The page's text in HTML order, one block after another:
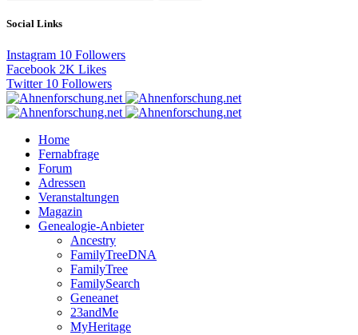
Social Links
Instagram 10 Followers
Facebook 2K Likes
Twitter 10 Followers
Home
Fernabfrage
Forum
Adressen
Veranstaltungen
Magazin
Genealogie-Anbieter
Ancestry
FamilyTreeDNA
FamilyTree
FamilySearch
Geneanet
23andMe
MyHeritage